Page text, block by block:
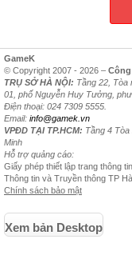
GameK
© Copyright 2007 - 2026 –
TRỤ SỞ HÀ NỘI: Tầng 22, Tòa
01, phố Nguyễn Huy Tưởng,
Điện thoại: 024 7309 5555.
Email: info@gamek.vn
VPĐD TẠI TP.HCM: Tầng 4
Minh
Hỗ trợ quảng cáo:
Giấy phép thiết lập trang thông
Thông tin và Truyền thông TP
Chính sách bảo mật
Xem bản Desktop